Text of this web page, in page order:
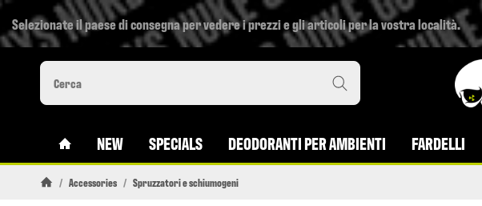
Selezionate il paese di consegna per vedere i prezzi e gli articoli per la vostra località.
#CUSTOM.LINKHOME#
NEW SPECIALS DEODORANTI PER AMBIENTI FARDELLI
/ Accessories / Spruzzatori e schiumogeni